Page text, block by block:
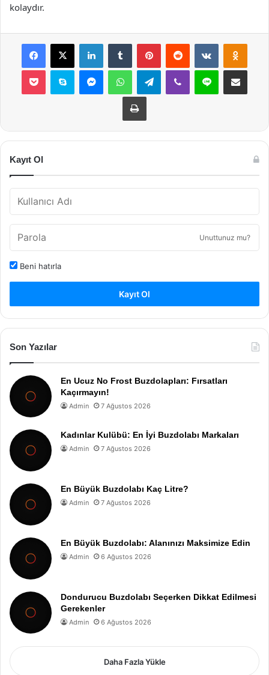
kolaydır.
Facebook
X LinkedInTumblr PinterestReddit VKontakte
Pocket Skype MessengerWhatsAppTelegramViber Line E-Posta ile
Yazdır
Kayıt Ol
Unuttunuz mu?
Beni hatırla
Kayıt Ol
Son Yazılar
En Ucuz No Frost Buzdolapları: Fırsatları
Kaçırmayın!
Admin 7 Ağustos 2026
Kadınlar Kulübü: En İyi Buzdolabı Markaları
Admin 7 Ağustos 2026
En Büyük Buzdolabı Kaç Litre?
Admin 7 Ağustos 2026
En Büyük Buzdolabı: Alanınızı Maksimize Edin
Admin 6 Ağustos 2026
Dondurucu Buzdolabı Seçerken Dikkat Edilmesi
Gerekenler
Admin 6 Ağustos 2026
Daha Fazla Yükle